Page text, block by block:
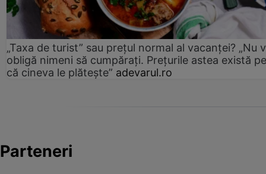
„Taxa de turist” sau prețul normal al vacanței? „Nu
obligă nimeni să cumpărați. Prețurile astea există
că cineva le plătește” adevarul.ro
Parteneri